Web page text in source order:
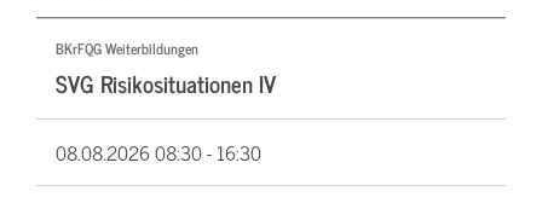
BKrFQG Weiterbildungen
SVG Risikosituationen IV
08.08.202608:30 - 16:30